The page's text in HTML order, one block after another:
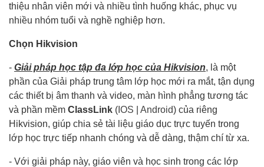
thiệu nhân viên mới và nhiều tình huống khác, phục vụ
nhiều nhóm tuổi và nghề nghiệp hơn.
Chọn Hikvision
- Giải pháp học tập đa lớp học của Hikvision, là một
phần của Giải pháp trung tâm lớp học mới ra mắt, tận dụng
các thiết bị âm thanh và video, màn hình phẳng tương tác
và phần mềm ClassLink ( IOS Android) của riêng
Hikvision, giúp chia sẻ tài liệu giáo dục trực tuyến trong
lớp học trực tiếp nhanh chóng và dễ dàng, thậm chí từ xa.
- Với giải pháp này, giáo viên và học sinh trong các lớp